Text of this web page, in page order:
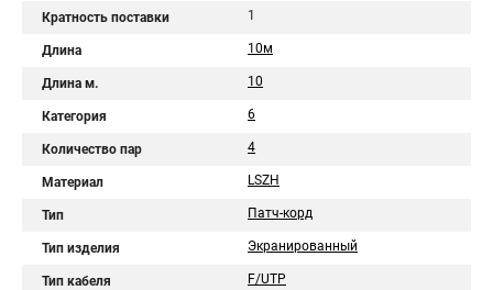
Кратность поставки 1
Длина 10м
Длина м. 10
Категория 6
Количество пар 4
Материал LSZH
Тип Патч-корд
Тип изделия Экранированный
Тип кабеля F/UTP